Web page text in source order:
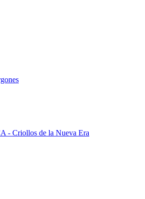
- Criollos de la Nueva Era